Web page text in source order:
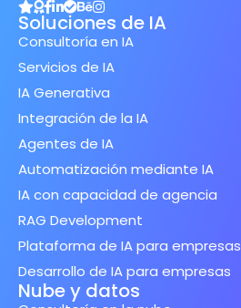
Soluciones de IA
Consultoría en IA
Servicios de IA
IA Generativa
Integración de la IA
Agentes de IA
Automatización mediante IA
IA con capacidad de agencia
RAG Development
Plataforma de IA para empresas
Desarrollo de IA para empresas
Nube y datos